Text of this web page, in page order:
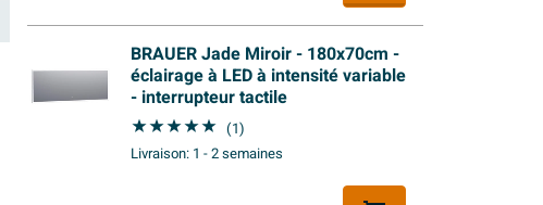
BRAUER Jade Miroir - 180x70cm -
éclairage à LED à intensité variable
- interrupteur tactile
(1)
Livraison: 1 - 2 semaines